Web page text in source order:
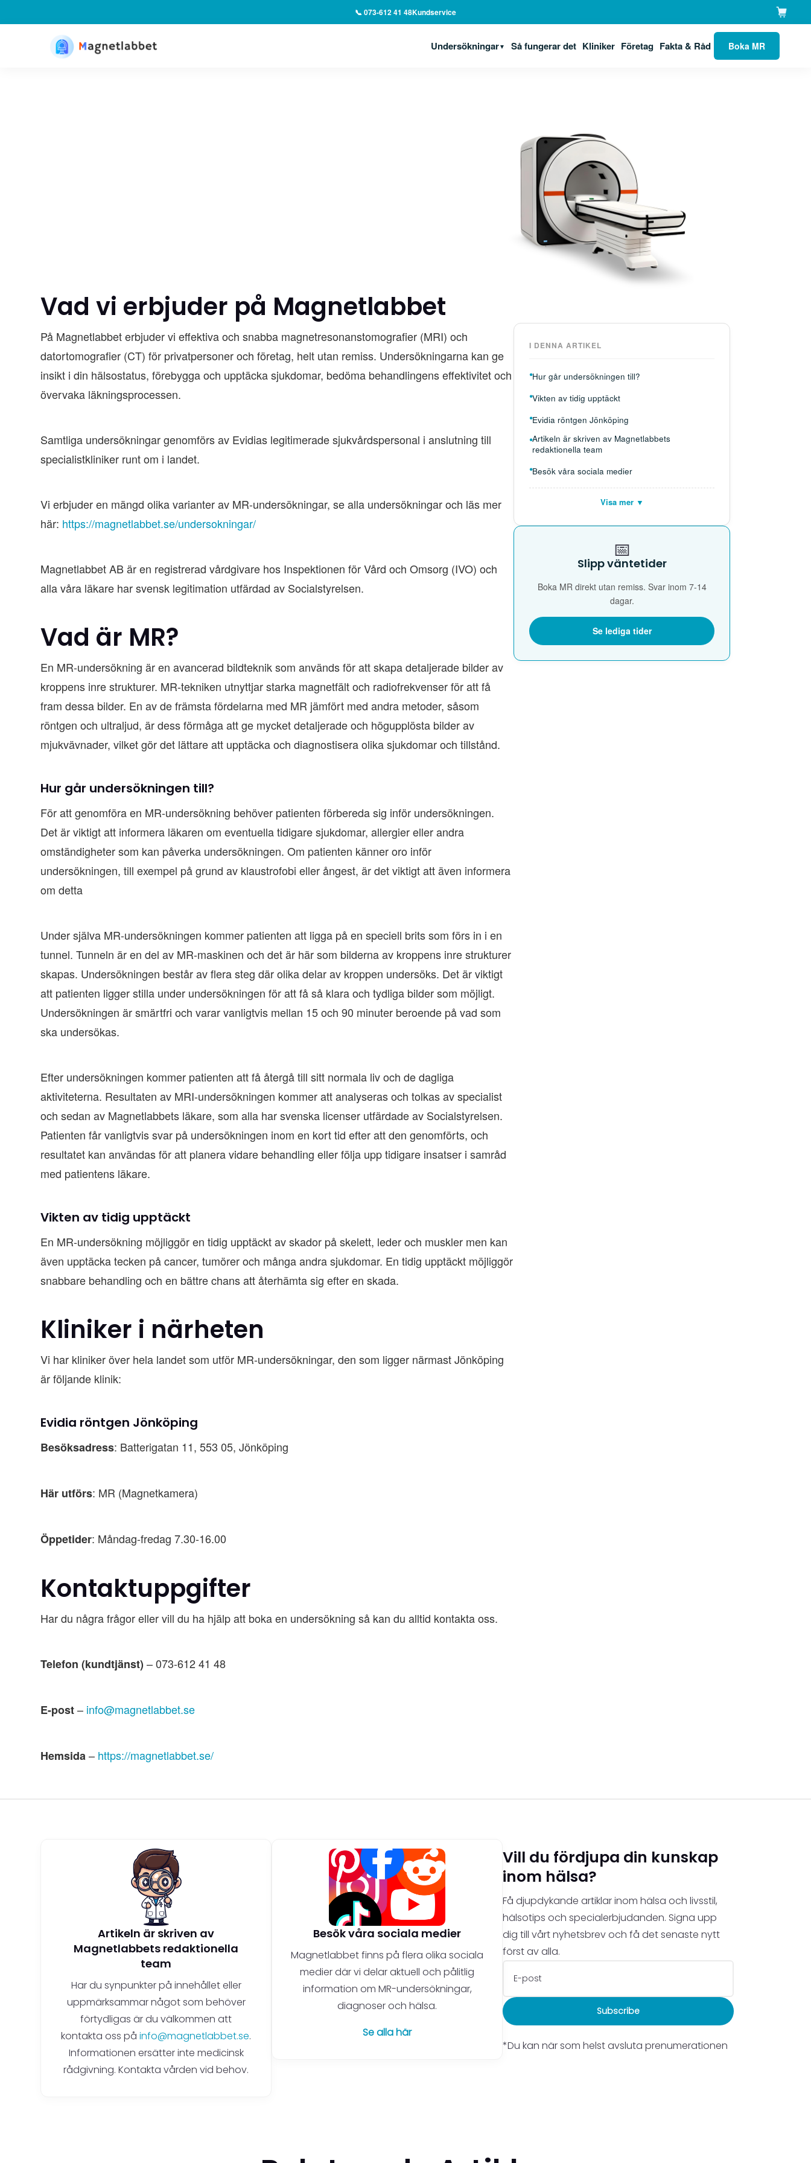
📞 073-612 41 48Kundservice
Undersökningar▼ Så fungerar det Kliniker Företag Fakta & Råd Boka MR
Vad vi erbjuder på Magnetlabbet
På Magnetlabbet erbjuder vi effektiva och snabba magnetresonanstomografier (MRI) och
datortomografier (CT) för privatpersoner och företag, helt utan remiss. Undersökningarna kan ge
insikt i din hälsostatus, förebygga och upptäcka sjukdomar, bedöma behandlingens effektivitet och
övervaka läkningsprocessen.
Samtliga undersökningar genomförs av Evidias legitimerade sjukvårdspersonal i anslutning till
specialistkliniker runt om i landet.
Vi erbjuder en mängd olika varianter av MR-undersökningar, se alla undersökningar och läs mer
här: https://magnetlabbet.se/undersokningar/
Magnetlabbet AB är en registrerad vårdgivare hos Inspektionen för Vård och Omsorg (IVO) och
alla våra läkare har svensk legitimation utfärdad av Socialstyrelsen.
Vad är MR?
En MR-undersökning är en avancerad bildteknik som används för att skapa detaljerade bilder av
kroppens inre strukturer. MR-tekniken utnyttjar starka magnetfält och radiofrekvenser för att få
fram dessa bilder. En av de främsta fördelarna med MR jämfört med andra metoder, såsom
röntgen och ultraljud, är dess förmåga att ge mycket detaljerade och högupplösta bilder av
mjukvävnader, vilket gör det lättare att upptäcka och diagnostisera olika sjukdomar och tillstånd.
Hur går undersökningen till?
För att genomföra en MR-undersökning behöver patienten förbereda sig inför undersökningen.
Det är viktigt att informera läkaren om eventuella tidigare sjukdomar, allergier eller andra
omständigheter som kan påverka undersökningen. Om patienten känner oro inför
undersökningen, till exempel på grund av klaustrofobi eller ångest, är det viktigt att även informera
om detta
Under själva MR-undersökningen kommer patienten att ligga på en speciell brits som förs in i en
tunnel. Tunneln är en del av MR-maskinen och det är här som bilderna av kroppens inre strukturer
skapas. Undersökningen består av flera steg där olika delar av kroppen undersöks. Det är viktigt
att patienten ligger stilla under undersökningen för att få så klara och tydliga bilder som möjligt.
Undersökningen är smärtfri och varar vanligtvis mellan 15 och 90 minuter beroende på vad som
ska undersökas.
Efter undersökningen kommer patienten att få återgå till sitt normala liv och de dagliga
aktiviteterna. Resultaten av MRI-undersökningen kommer att analyseras och tolkas av specialist
och sedan av Magnetlabbets läkare, som alla har svenska licenser utfärdade av Socialstyrelsen.
Patienten får vanligtvis svar på undersökningen inom en kort tid efter att den genomförts, och
resultatet kan användas för att planera vidare behandling eller följa upp tidigare insatser i samråd
med patientens läkare.
Vikten av tidig upptäckt
En MR-undersökning möjliggör en tidig upptäckt av skador på skelett, leder och muskler men kan
även upptäcka tecken på cancer, tumörer och många andra sjukdomar. En tidig upptäckt möjliggör
snabbare behandling och en bättre chans att återhämta sig efter en skada.
Kliniker i närheten
Vi har kliniker över hela landet som utför MR-undersökningar, den som ligger närmast Jönköping
är följande klinik:
Evidia röntgen Jönköping
Besöksadress: Batterigatan 11, 553 05, Jönköping
Här utförs: MR (Magnetkamera)
Öppetider: Måndag-fredag 7.30-16.00
Kontaktuppgifter
Har du några frågor eller vill du ha hjälp att boka en undersökning så kan du alltid kontakta oss.
Telefon (kundtjänst)– 073-612 41 48
E-post– info@magnetlabbet.se
Hemsida– https://magnetlabbet.se/
I DENNA ARTIKEL
Hur går undersökningen till?
Vikten av tidig upptäckt
Evidia röntgen Jönköping
Artikeln är skriven av Magnetlabbets
redaktionella team
Besök våra sociala medier
Visa mer ▼
📅
Slipp väntetider
Boka MR direkt utan remiss. Svar inom 7-14
dagar.
Se lediga tider
Artikeln är skriven av
Magnetlabbets redaktionella
team
Har du synpunkter på innehållet eller
uppmärksammar något som behöver
förtydligas är du välkommen att
kontakta oss påinfo@magnetlabbet.se.
Informationen ersätter inte medicinsk
rådgivning. Kontakta vården vid behov.
Besök våra sociala medier
Magnetlabbet finns på flera olika sociala
medier där vi delar aktuell och pålitlig
information om MR-undersökningar,
diagnoser och hälsa.
Se alla här
Vill du fördjupa din kunskap
inom hälsa?
Få djupdykande artiklar inom hälsa och livsstil,
hälsotips och specialerbjudanden. Signa upp
dig till vårt nyhetsbrev och få det senaste nytt
först av alla.
Subscribe
*Du kan när som helst avsluta prenumerationen